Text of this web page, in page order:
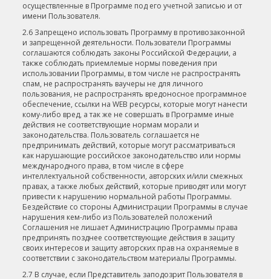
осуществленные в Программе под его учетной записью и от
имени Пользователя.
2.6 Запрещено использовать Программу в противозаконной
и запрещенной деятельности. Пользователи Программы
соглашаются соблюдать законы Российской Федерации, а
также соблюдать приемлемые нормы поведения при
использовании Программы, в том числе не распространять
спам, не распространять ваучеры не для личного
пользования, не распространять вредоносное программное
обеспечение, ссылки на WEB ресурсы, которые могут нанести
кому-либо вред, а так же не совершать в Программе иные
действия не соответствующие нормам морали и
законодательства. Пользователь соглашается не
предпринимать действий, которые могут рассматриваться
как нарушающие российское законодательство или нормы
международного права, в том числе в сфере
интеллектуальной собственности, авторских и/или смежных
правах, а также любых действий, которые приводят или могут
привести к нарушению нормальной работы Программы.
Бездействие со стороны Администрации Программы в случае
нарушения кем-либо из Пользователей положений
Соглашения не лишает Администрацию Программы права
предпринять позднее соответствующие действия в защиту
своих интересов и защиту авторских прав на охраняемые в
соответствии с законодательством материалы Программы.
2.7 В случае, если Представитель заподозрит Пользователя в